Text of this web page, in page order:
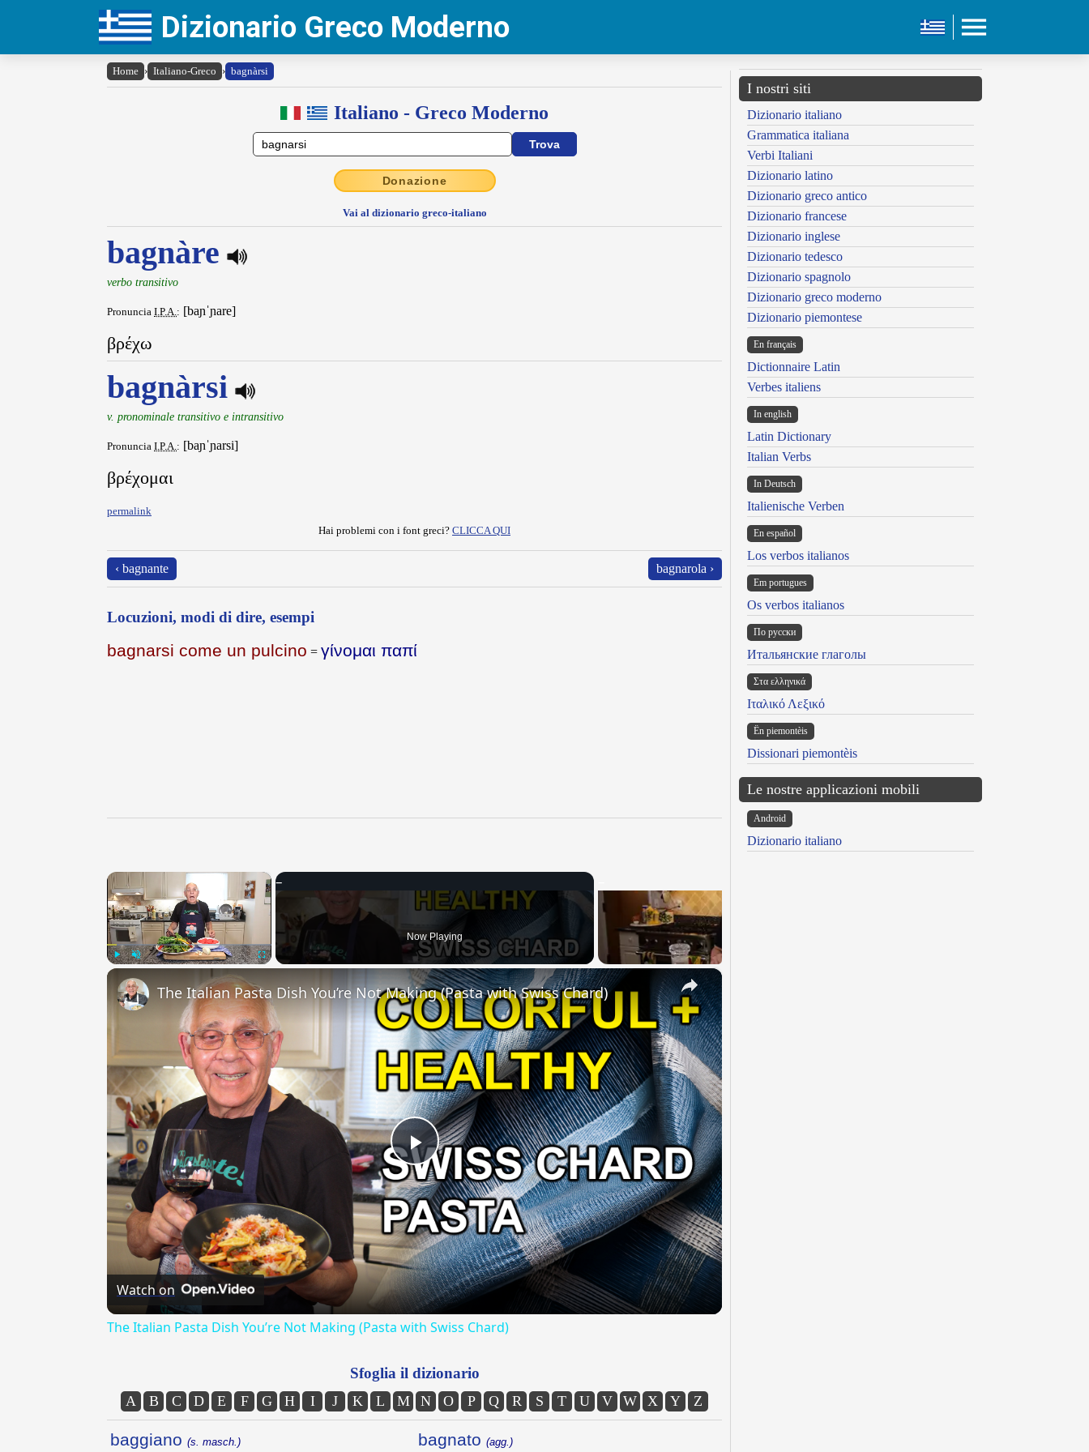
Dizionario Greco Moderno
Home › Italiano-Greco › bagnàrsi
Italiano - Greco Moderno
Donazione
Vai al dizionario greco-italiano
bagnàre
verbo transitivo
Pronuncia I.P.A.: [baɲˈɲare]
βρέχω
bagnàrsi
v. pronominale transitivo e intransitivo
Pronuncia I.P.A. : [baɲˈɲarsi]
βρέχομαι
permalink
Hai problemi con i font greci? CLICCA QUI
‹ bagnante bagnarola ›
Locuzioni, modi di dire, esempi
bagnarsi come un pulcino = γίνομαι παπί
×
Now Playing
×
Play
Video
The Italian Pasta Dish You’re Not Making (Pasta with Swiss Chard)
Watch on
The Italian Pasta Dish You’re Not Making (Pasta with Swiss Chard)
Sfoglia il dizionario
A B C D E F G H I J K L M N O P Q R S T U V W X Y Z
baggiano (s. masch.) bagnato (agg.)
I nostri siti
Dizionario italiano
Grammatica italiana
Verbi Italiani
Dizionario latino
Dizionario greco antico
Dizionario francese
Dizionario inglese
Dizionario tedesco
Dizionario spagnolo
Dizionario greco moderno
Dizionario piemontese
En français
Dictionnaire Latin
Verbes italiens
In english
Latin Dictionary
Italian Verbs
In Deutsch
Italienische Verben
En español
Los verbos italianos
Em portugues
Os verbos italianos
По русски
Итальянские глаголы
Στα ελληνικά
Ιταλικό Λεξικό
Ën piemontèis
Dissionari piemontèis
Le nostre applicazioni mobili
Android
Dizionario italiano